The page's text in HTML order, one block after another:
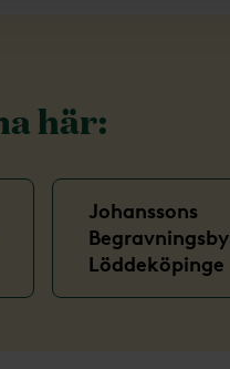
här:
Johanssons
Löddeköpinge